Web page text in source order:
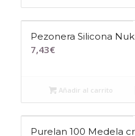
Pezonera Silicona
7,43€
Añadir al carrito
Purelan 100 Medela